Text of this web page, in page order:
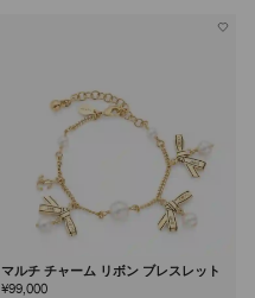
マルチ チャーム リボン ブレスレット
¥99,000